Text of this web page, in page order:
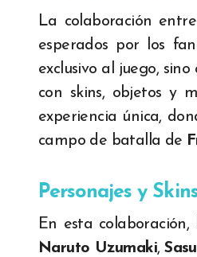
La colaboración entre
esperados por los
exclusivo al juego,
con skins, objetos y
experiencia única,
campo de batalla de
Personajes y
En esta
Naruto Uzumaki,